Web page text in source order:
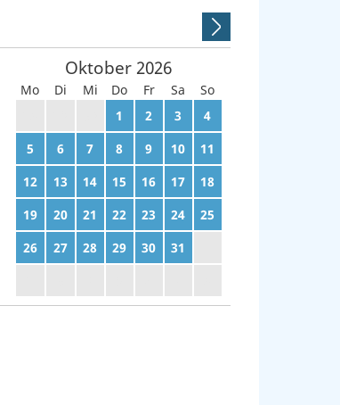
Oktober 2026
Mo Di Mi Do Fr Sa
So
1 2 3
4
5
6 7 8 9 10
11
12
13 14 15 16 17
18
19
20 21 22 23 24
25
26
27 28 29 30 31